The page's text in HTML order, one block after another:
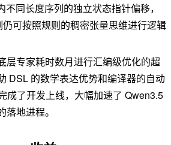
不同长度序列的独立状态指针偏移，
可按照规则的稠密张量思维进行逻辑
层专家耗时数月进行汇编级优化的超
DSL 的数学表达优势和编译器的自动
成了开发上线，大幅加速了 Qwen3.5
地进程。